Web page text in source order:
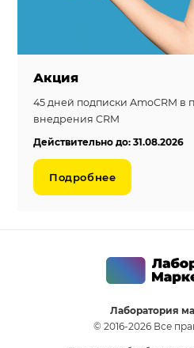
Акция
45 дней подписки AmoCRM в
внедрения CRM
Действительно до: 31.08.2026
Подробнее
Лаборатория
© 2016-2026 Все